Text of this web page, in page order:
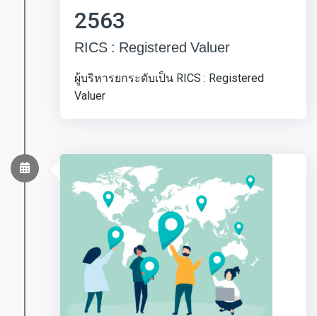
2563
RICS : Registered Valuer
ผู้บริหารยกระดับเป็น RICS : Registered
Valuer